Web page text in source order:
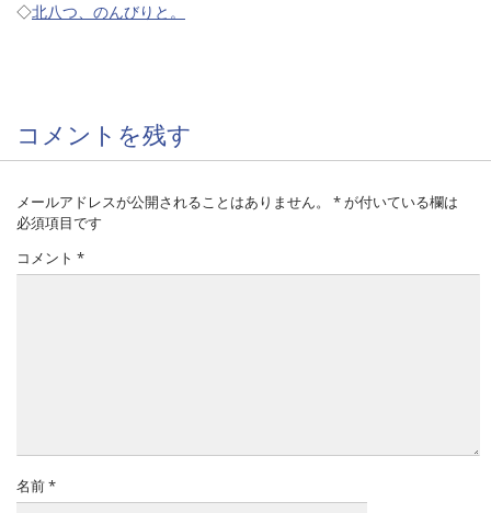
◇北八つ、のんびりと。
コメントを残す
メールアドレスが公開されることはありません。 *が付いている欄は
必須項目です
コメント *
名前*